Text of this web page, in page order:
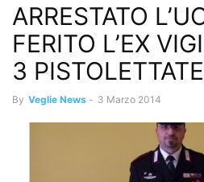
ARRESTATO
FERITO L’EX
3 PISTOLETTATE
By Veglie News - 3 Marzo 2014